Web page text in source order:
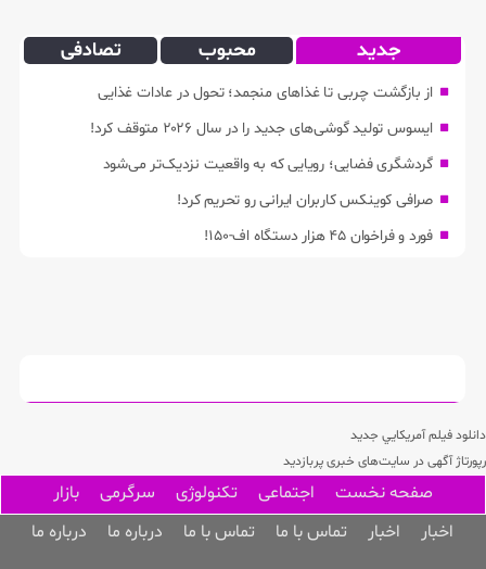
جدید محبوب تصادفی
از بازگشت چربی تا غذاهای منجمد؛ تحول در عادات غذایی
ایسوس تولید گوشی‌های جدید را در سال ۲۰۲۶ متوقف کرد!
گردشگری فضایی؛ رویایی که به واقعیت نزدیک‌تر می‌شود
صرافی کوینکس کاربران ایرانی رو تحریم کرد!
فورد و فراخوان ۴۵ هزار دستگاه اف-۱۵۰!
دانلود فيلم آمريکايي جديد
رپورتاژ آگهی در سایت‌های خبری پربازدید
صفحه نخست اجتماعی تکنولوژی سرگرمی
بازار
اخبار
اخبار تماس با ما تماس با ما درباره ما درباره ما